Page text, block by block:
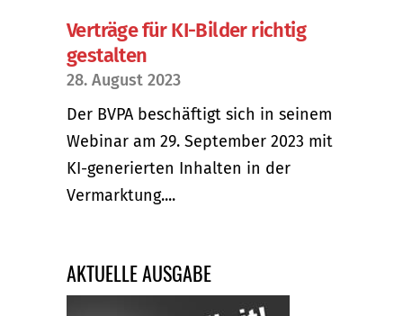
Verträge für KI-Bilder richtig
gestalten
28. August 2023
Der BVPA beschäftigt sich in seinem
Webinar am 29. September 2023 mit
KI-generierten Inhalten in der
Vermarktung....
AKTUELLE AUSGABE